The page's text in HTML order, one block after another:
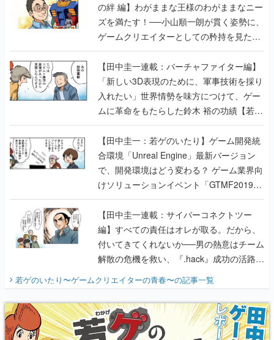
の絆 編】わがままな王様のわがままなニー
ズを満たす！──小山順一朗が貫く姿勢に、
ゲームクリエイターとしての矜持を見た
【若ゲのいたり最終回】
【田中圭一連載：バーチャファイター編】
「新しい3D表現のために、軍事技術を採り
入れたい」世界情勢を味方につけて、ゲー
ムに革命をもたらした鈴木 裕の功績【若ゲ
のいたり】
【田中圭一：若ゲのいたり】ゲーム開発統
合環境「Unreal Engine」最新バージョン
で、開発環境はどう変わる？ ゲーム業界向
けソリューションイベント「GTMF2019」
に行って、より理解を深めよう【PR】
【田中圭一連載：サイバーコネクトツー
編】すべての責任はオレが取る。だから、
付いてきてくれないか──男の熱意はチーム
解散の危機を救い、『.hack』成功の活路を
開く。業界の快男児・松山 洋に流れる血は
『少年ジャンプ』色だった【若ゲのいた
り】
若ゲのいたり〜ゲームクリエイターの青春〜の記事一覧